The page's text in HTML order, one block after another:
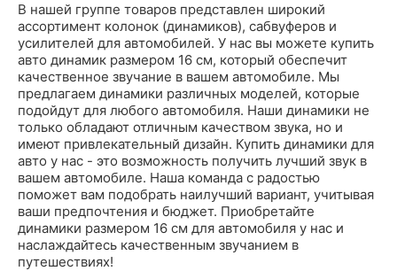
В нашей группе товаров представлен широкий
ассортимент колонок (динамиков), сабвуферов и
усилителей для автомобилей. У нас вы можете купить
авто динамик размером 16 см, который обеспечит
качественное звучание в вашем автомобиле. Мы
предлагаем динамики различных моделей, которые
подойдут для любого автомобиля. Наши динамики не
только обладают отличным качеством звука, но и
имеют привлекательный дизайн. Купить динамики для
авто у нас - это возможность получить лучший звук в
вашем автомобиле. Наша команда с радостью
поможет вам подобрать наилучший вариант, учитывая
ваши предпочтения и бюджет. Приобретайте
динамики размером 16 см для автомобиля у нас и
наслаждайтесь качественным звучанием в
путешествиях!